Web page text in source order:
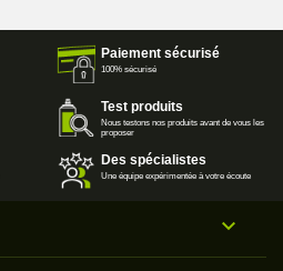
Paiement sécurisé
100% sécurisé
Test produits
Nous testons nos produits avant de vous les
proposer
Des spécialistes
Une équipe expérimentée à votre écoute
